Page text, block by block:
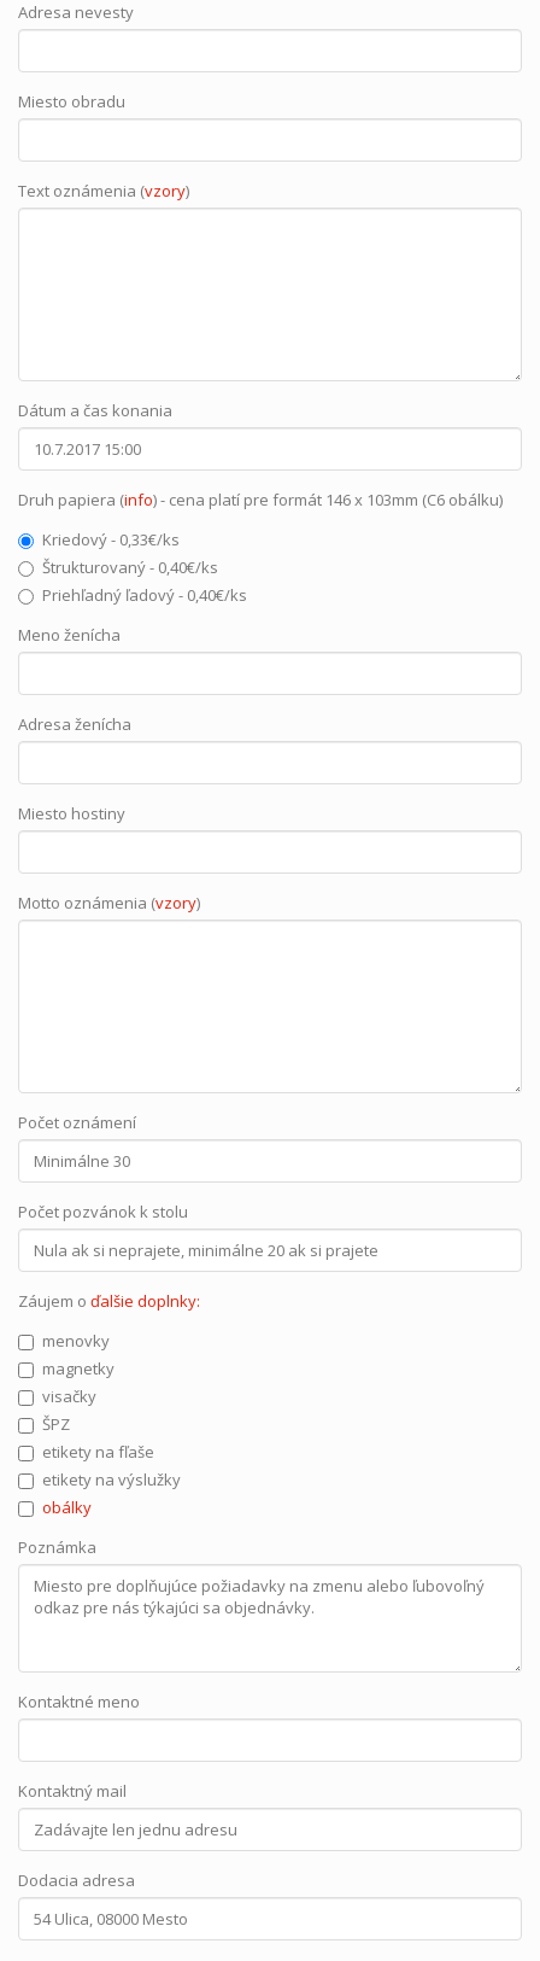
Adresa nevesty
Miesto obradu
Text oznámenia (vzory)
Dátum a čas konania
Druh papiera (info) - cena platí pre formát 146 x 103mm (C6 obálku)
Kriedový - 0,33€/ks
Štrukturovaný - 0,40€/ks
Priehľadný ľadový - 0,40€/ks
Meno ženícha
Adresa ženícha
Miesto hostiny
Motto oznámenia (vzory)
Počet oznámení
Počet pozvánok k stolu
Záujem o ďalšie doplnky:
menovky
magnetky
visačky
ŠPZ
etikety na fľaše
etikety na výslužky
obálky
Poznámka
Kontaktné meno
Kontaktný mail
Dodacia adresa